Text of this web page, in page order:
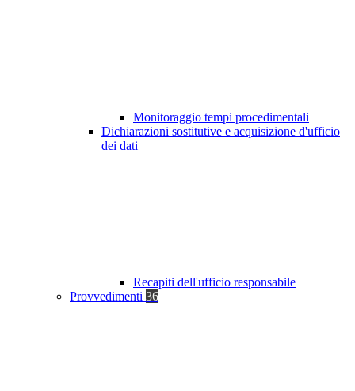
Monitoraggio tempi procedimentali
Dichiarazioni sostitutive e acquisizione d'ufficio
dei dati
Recapiti dell'ufficio responsabile
Provvedimenti 36